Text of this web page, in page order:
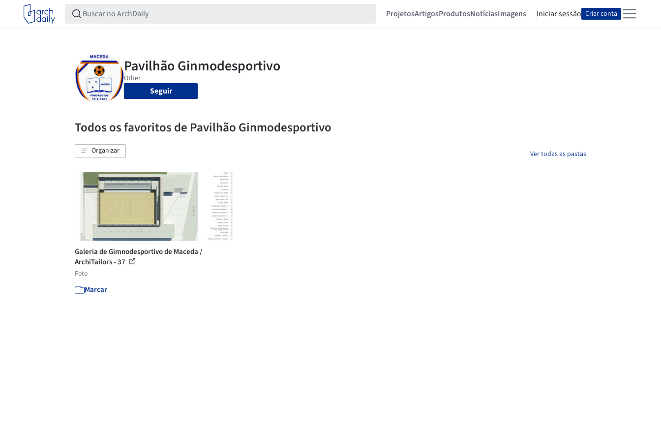
ProjetosArtigosProdutosNotíciasImagens Iniciar sessão Criar conta
Seguir
Todos os favoritos de Pavilhão Ginmodesportivo
Organizar Ver todas as pastas
Galeria de Gimnodesportivo de Maceda /
ArchiTailors - 37
Foto
Marcar